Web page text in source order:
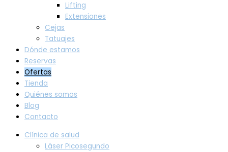
Lifting
Extensiones
Cejas
Tatuajes
Dónde estamos
Reservas
Ofertas
Tienda
Quiénes somos
Blog
Contacto
Clínica de salud
Láser Picosegundo